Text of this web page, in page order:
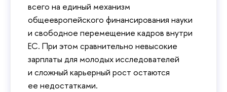
всего на единый механизм
общеевропейского финансирования науки
и свободное перемещение кадров внутри
ЕС. При этом сравнительно невысокие
зарплаты для молодых исследователей
и сложный карьерный рост остаются
ее недостатками.